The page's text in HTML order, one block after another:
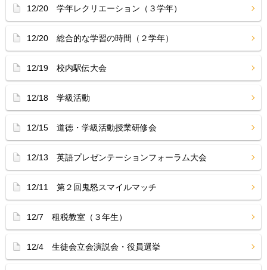
12/20 学年レクリエーション（３学年）
12/20 総合的な学習の時間（２学年）
12/19 校内駅伝大会
12/18 学級活動
12/15 道徳・学級活動授業研修会
12/13 英語プレゼンテーションフォーラム大会
12/11 第２回鬼怒スマイルマッチ
12/7 租税教室（３年生）
12/4 生徒会立会演説会・役員選挙